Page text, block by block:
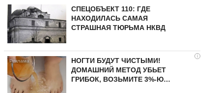
СПЕЦОБЪЕКТ 110: ГДЕ
НАХОДИЛАСЬ САМАЯ
СТРАШНАЯ ТЮРЬМА НКВД
i
НОГТИ БУДУТ ЧИСТЫМИ!
ДОМАШНИЙ МЕТОД УБЬЕТ
ГРИБОК, ВОЗЬМИТЕ 3%-Ю…